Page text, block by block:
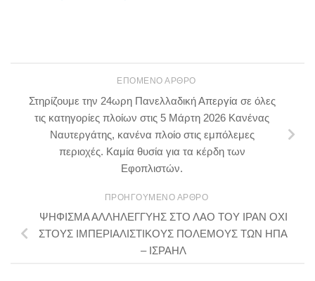
ΕΠΌΜΕΝΟ ΆΡΘΡΟ
Στηρίζουμε την 24ωρη Πανελλαδική Απεργία σε όλες
τις κατηγορίες πλοίων στις 5 Μάρτη 2026 Κανένας
Ναυτεργάτης, κανένα πλοίο στις εμπόλεμες
περιοχές. Καμία θυσία για τα κέρδη των
Εφοπλιστών.
ΠΡΟΗΓΟΎΜΕΝΟ ΆΡΘΡΟ
ΨΗΦΙΣΜΑ ΑΛΛΗΛΕΓΓΥΗΣ ΣΤΟ ΛΑΟ ΤΟΥ ΙΡΑΝ ΟΧΙ
ΣΤΟΥΣ ΙΜΠΕΡΙΑΛΙΣΤΙΚΟΥΣ ΠΟΛΕΜΟΥΣ ΤΩΝ ΗΠΑ
– ΙΣΡΑΗΛ